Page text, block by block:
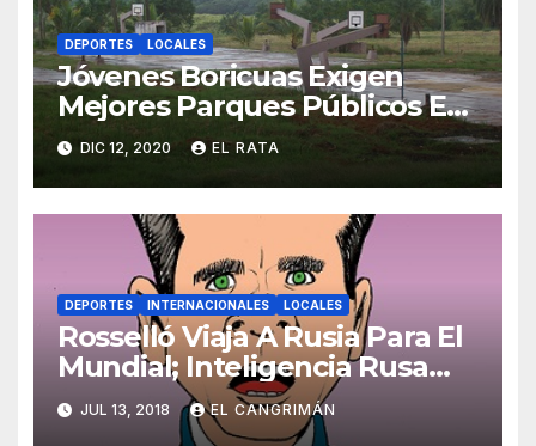
DEPORTES LOCALES
Jóvenes Boricuas Exigen
Mejores Parques Públicos En
Donde Usar Drogas Por Las
Noches
DIC 12, 2020 EL RATA
DEPORTES INTERNACIONALES LOCALES
Rosselló Viaja A Rusia Para El
Mundial; Inteligencia Rusa
Saca Micrófonos De Su Cuarto
Pa’ No Desperdiciarlos
JUL 13, 2018 EL CANGRIMÁN